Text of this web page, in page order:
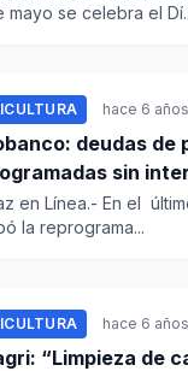
mayo se celebra el
hace 6 años
deudas de
sin
en Línea.- En el
la reprograma...
hace 6 años
“Limpieza de